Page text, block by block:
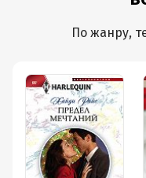
По жанру,